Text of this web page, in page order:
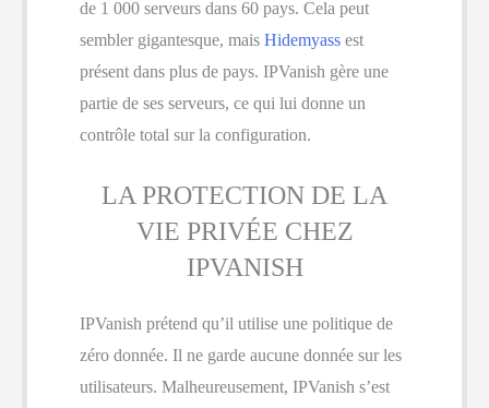
de 1 000 serveurs dans 60 pays. Cela peut
sembler gigantesque, mais Hidemyass est
présent dans plus de pays. IPVanish gère une
partie de ses serveurs, ce qui lui donne un
contrôle total sur la configuration.
LA PROTECTION DE LA
VIE PRIVÉE CHEZ
IPVANISH
IPVanish prétend qu’il utilise une politique de
zéro donnée. Il ne garde aucune donnée sur les
utilisateurs. Malheureusement, IPVanish s’est